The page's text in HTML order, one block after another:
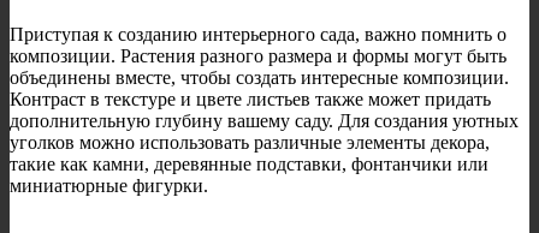
Приступая к созданию интерьерного сада, важно помнить о
композиции. Растения разного размера и формы могут быть
объединены вместе, чтобы создать интересные композиции.
Контраст в текстуре и цвете листьев также может придать
дополнительную глубину вашему саду. Для создания уютных
уголков можно использовать различные элементы декора,
такие как камни, деревянные подставки, фонтанчики или
миниатюрные фигурки.